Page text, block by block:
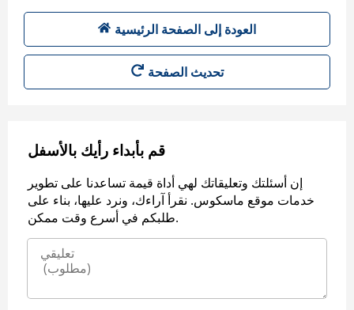
العودة إلى الصفحة الرئيسية
تحديث الصفحة
قم بأبداء رأيك بالأسفل
إن أسئلتك وتعليقاتك لهي أداة قيمة تساعدنا على تطوير
خدمات موقع ماسكوس. نقرأ آراءك، ونرد عليها، بناء على
طلبكم في أسرع وقت ممكن.